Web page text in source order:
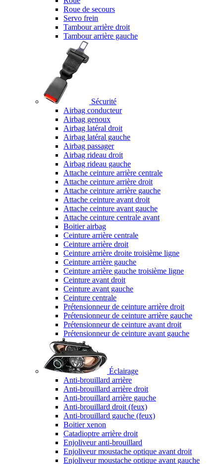
Roue de secours
Servo frein
Tambour arrière droit
Tambour arrière gauche
Sécurité
Airbag conducteur
Airbag genoux
Airbag latéral droit
Airbag latéral gauche
Airbag passager
Airbag rideau droit
Airbag rideau gauche
Attache ceinture arrière centrale
Attache ceinture arrière droit
Attache ceinture arrière gauche
Attache ceinture avant droit
Attache ceinture avant gauche
Attache ceinture centrale avant
Boitier airbag
Ceinture arrière centrale
Ceinture arrière droit
Ceinture arrière droite troisième ligne
Ceinture arrière gauche
Ceinture arrière gauche troisième ligne
Ceinture avant droit
Ceinture avant gauche
Ceinture centrale
Prétensionneur de ceinture arrière droit
Prétensionneur de ceinture arrière gauche
Prétensionneur de ceinture avant droit
Prétensionneur de ceinture avant gauche
Éclairage
Anti-brouillard arrière
Anti-brouillard arrière droit
Anti-brouillard arrière gauche
Anti-brouillard droit (feux)
Anti-brouillard gauche (feux)
Boitier xenon
Catadioptre arrière droit
Enjoliveur anti-brouillard
Enjoliveur moustache optique avant droit
Enjoliveur moustache optique avant gauche